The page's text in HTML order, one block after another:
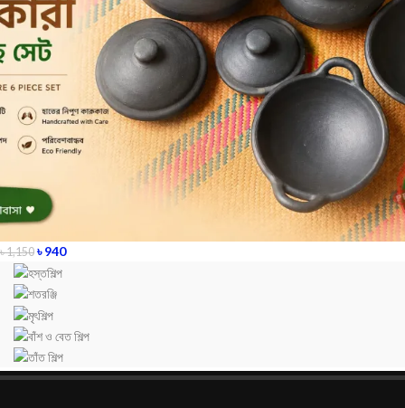
৳1,150 ৳940
© Copyright 2020 | All Rights Reserved
Dewan IT